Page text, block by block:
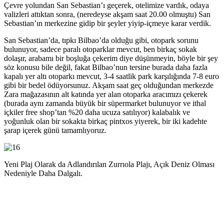
Çevre yolundan San Sebastian’ı geçerek, otelimize vardık, odaya
valizleri attıktan sonra, (neredeyse akşam saat 20.00 olmuştu) San
Sebastian’ın merkezine gidip bir şeyler yiyip-içmeye karar verdik.
San Sebastian’da, tıpkı Bilbao’da olduğu gibi, otopark sorunu
bulunuyor, sadece paralı otoparklar mevcut, ben birkaç sokak
dolaşır, arabamı bir boşluğa çekerim diye düşünmeyin, böyle bir şey
söz konusu bile değil, fakat Bilbao’nun tersine burada daha fazla
kapalı yer altı otoparkı mevcut, 3-4 saatlik park karşılığında 7-8 euro
gibi bir bedel ödüyorsunuz. Akşam saat geç olduğundan merkezde
Zara mağazasının alt katında yer alan otoparka aracımızı çekerek
(burada aynı zamanda büyük bir süpermarket bulunuyor ve ithal
içkiler free shop’tan %20 daha ucuza satılıyor) kalabalık ve
yoğunluk olan bir sokakta birkaç pintxos yiyerek, bir iki kadehte
şarap içerek günü tamamlıyoruz.
Yeni Plaj Olarak da Adlandırılan Zurrıola Plajı, Açık Deniz Olması
Nedeniyle Daha Dalgalı.